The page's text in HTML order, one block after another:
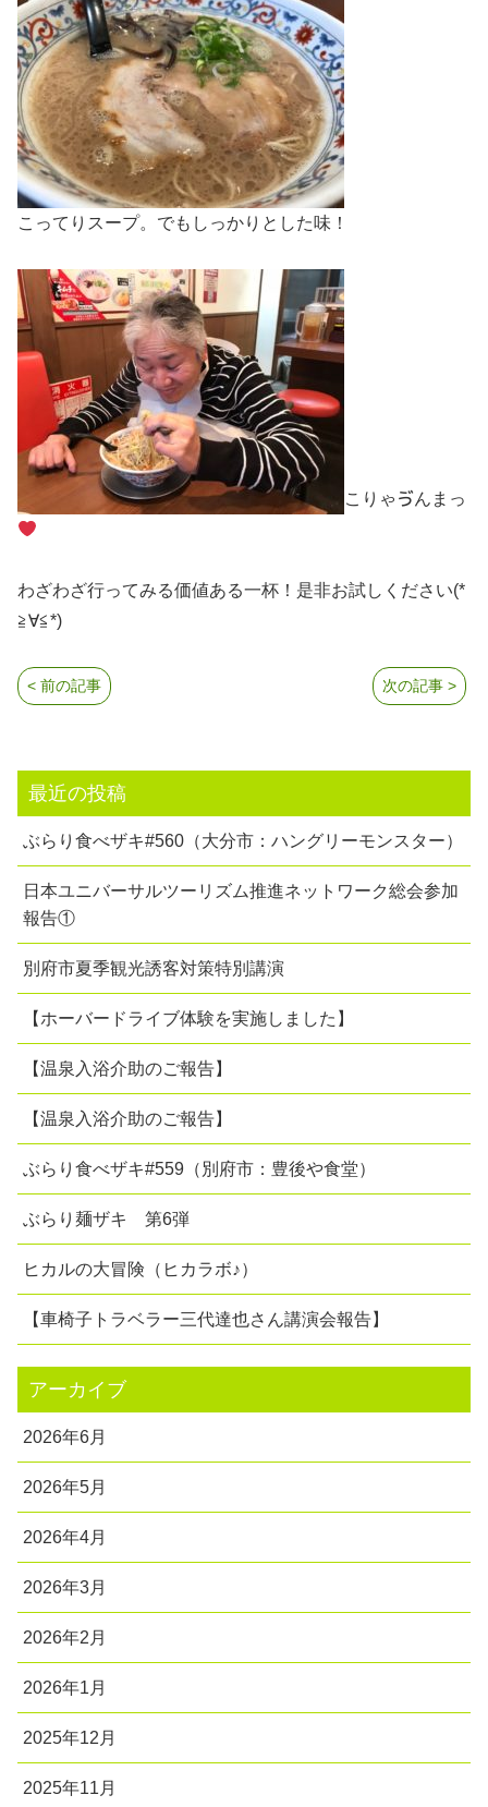
こってりスープ。でもしっかりとした味！
こりゃゔんまっ
わざわざ行ってみる価値ある一杯！是非お試しください(*
≧∀≦*)
次の記事 >
< 前の記事
最近の投稿
ぶらり食べザキ#560（大分市：ハングリーモンスター）
日本ユニバーサルツーリズム推進ネットワーク総会参加
報告①
別府市夏季観光誘客対策特別講演
【ホーバードライブ体験を実施しました】
【温泉入浴介助のご報告】
【温泉入浴介助のご報告】
ぶらり食べザキ#559（別府市：豊後や食堂）
ぶらり麺ザキ 第6弾
ヒカルの大冒険（ヒカラボ♪）
【車椅子トラベラー三代達也さん講演会報告】
アーカイブ
2026年6月
2026年5月
2026年4月
2026年3月
2026年2月
2026年1月
2025年12月
2025年11月